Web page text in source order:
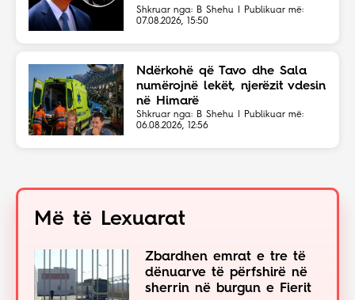
Shkruar nga: B Shehu | Publikuar më:
07.08.2026, 15:50
Ndërkohë që Tavo dhe Sala
numërojnë lekët, njerëzit vdesin
në Himarë
Shkruar nga: B Shehu | Publikuar më:
06.08.2026, 12:56
Më të Lexuarat
Zbardhen emrat e tre të
dënuarve të përfshirë në
sherrin në burgun e Fierit